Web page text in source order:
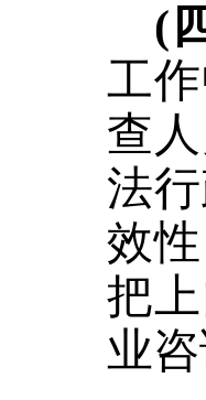
(
工
查
法
效
把
业